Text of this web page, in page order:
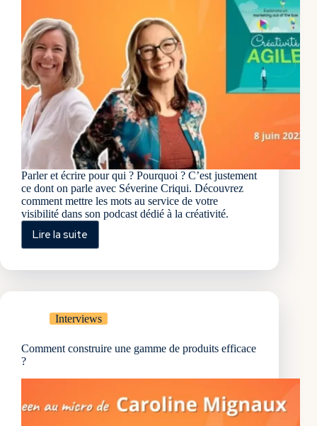
Parler et écrire pour qui ? Pourquoi ? C’est justement
ce dont on parle avec Séverine Criqui. Découvrez
comment mettre les mots au service de votre
visibilité dans son podcast dédié à la créativité.
Lire la suite
Comment
les
gagner
en
?
Interviews
Comment construire une gamme de produits efficace
?